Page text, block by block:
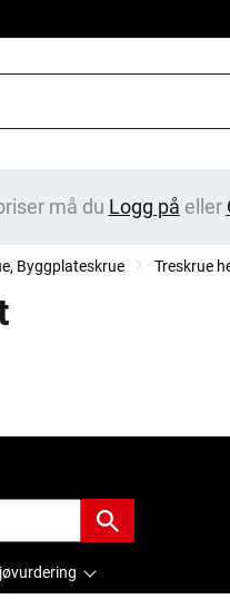
må du Logg på eller
Byggplateskrue Treskrue